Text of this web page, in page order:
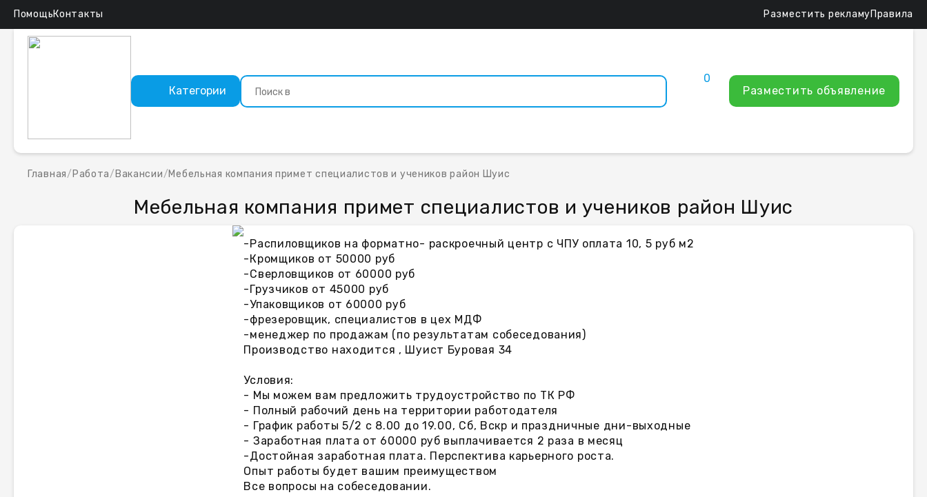
ПомощьКонтакты Разместить рекламуПравила
Категории
0
Разместить объявление
Главная/ Работа/ Вакансии/Мебельная компания примет специалистов и учеников район Шуис
Мебельная компания примет специалистов и учеников район Шуис
-Распиловщиков на форматно- раскроечный центр с ЧПУ оплата 10, 5 руб м2
-Кромщиков от 50000 руб
-Сверловщиков от 60000 руб
-Грузчиков от 45000 руб
-Упаковщиков от 60000 руб
-фрезеровщик, специалистов в цех МДФ
-менеджер по продажам (по результатам собеседования)
Производство находится , Шуист Буровая 34
Условия:
- Мы можем вам предложить трудоустройство по ТК РФ
- Полный рабочий день на территории работодателя
- График работы 5/2 с 8.00 до 19.00, Сб, Вскр и праздничные дни-выходные
- Заработная плата от 60000 руб выплачивается 2 раза в месяц
-Достойная заработная плата. Перспектива карьерного роста.
Опыт работы будет вашим преимуществом
Все вопросы на собеседовании.